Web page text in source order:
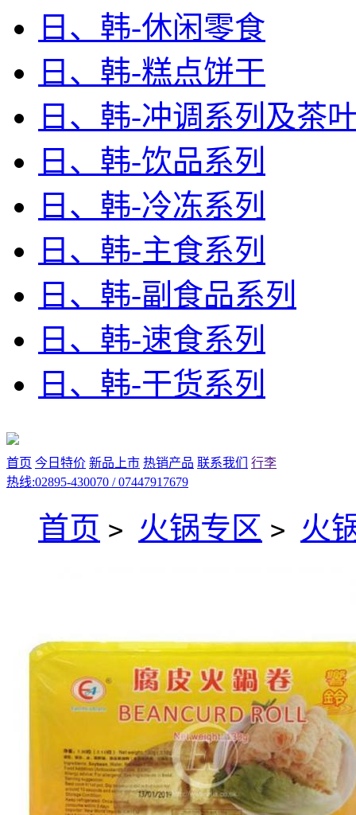
日、韩-休闲零食
日、韩-糕点饼干
日、韩-冲调系列及茶
日、韩-饮品系列
日、韩-冷冻系列
日、韩-主食系列
日、韩-副食品系列
日、韩-速食系列
日、韩-干货系列
首页 今日特价 新品上市 热销产品 联系我们
行李
热线:02895-430070 / 07447917679
首页 > 火锅专区 > 火